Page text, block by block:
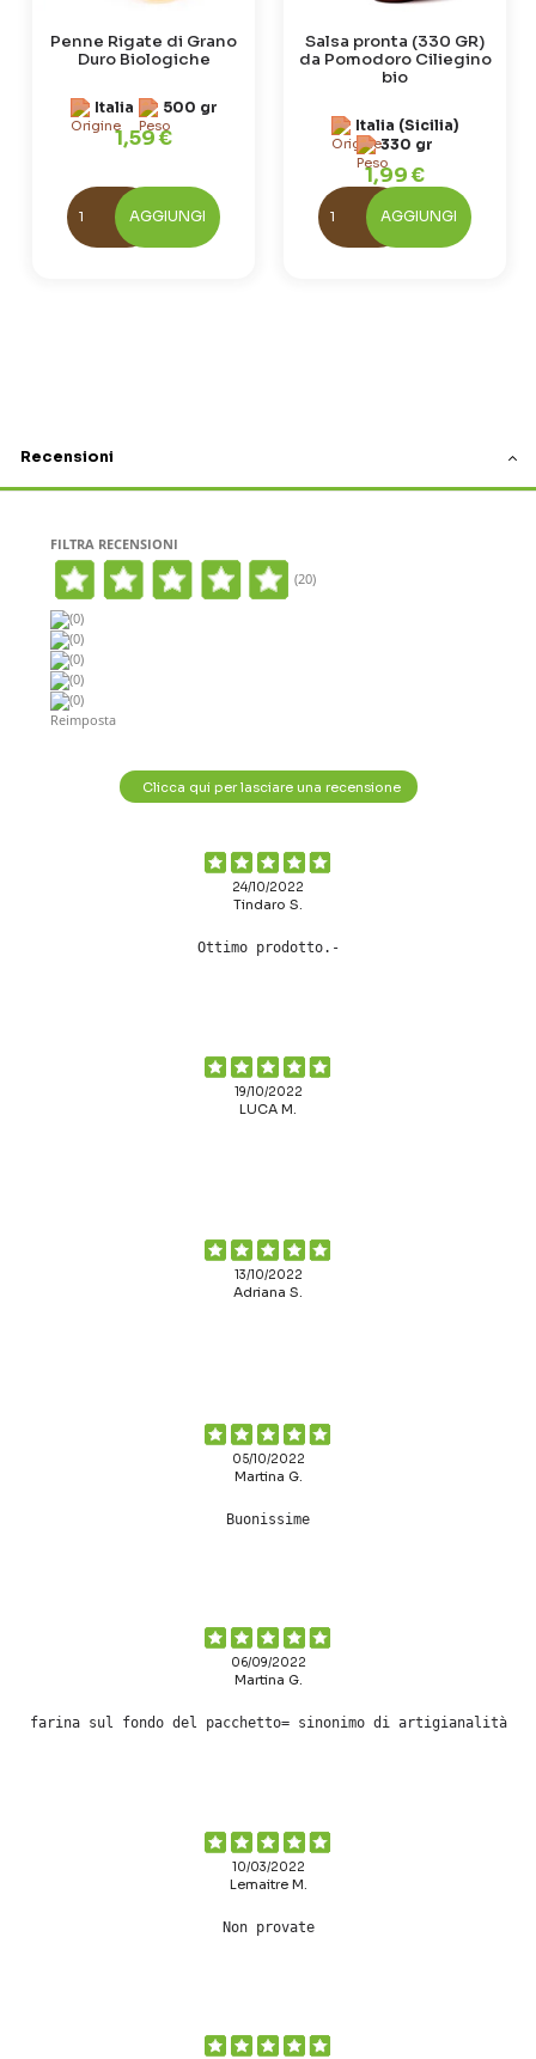
Penne Rigate di Grano
Duro Biologiche
Italia 500 gr
1,59 €
AGGIUNGI
Salsa pronta (330 GR)
da Pomodoro Ciliegino
bio
Italia (Sicilia)
330 gr
1,99 €
AGGIUNGI
Recensioni
FILTRA RECENSIONI
(20)
(0)
(0)
(0)
(0)
(0)
Reimposta
Clicca qui per lasciare una recensione
24/10/2022
Tindaro S.
Ottimo prodotto.-
19/10/2022
LUCA M.
13/10/2022
Adriana S.
05/10/2022
Martina G.
Buonissime
06/09/2022
Martina G.
farina sul fondo del pacchetto= sinonimo di artigianalità
10/03/2022
Lemaitre M.
Non provate